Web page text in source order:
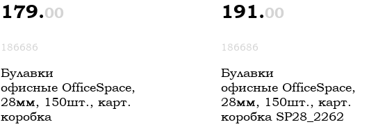
179.00
186686
Булавки
офисные OfficeSpace,
28мм, 150шт., карт.
коробка
191.00
186686
Булавки
офисные OfficeSpace,
28мм, 150шт., карт.
коробка SP28_2262